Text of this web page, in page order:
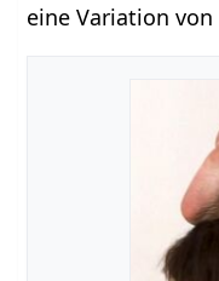
eine Variation von